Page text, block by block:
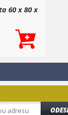
60 x 80 x